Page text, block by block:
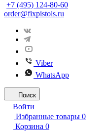
+7 (495) 124-80-60
order@fixpistols.ru
Viber
WhatsApp
Поиск
Войти
Избранные товары 0
Корзина 0